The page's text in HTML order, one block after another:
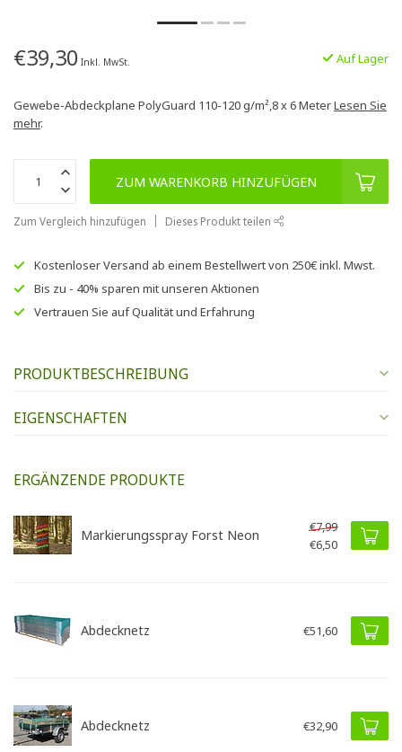
€39,30 Inkl. MwSt. Auf Lager
Gewebe-Abdeckplane PolyGuard 110-120 g/m²,8 x 6 MeterLesen Sie
mehr.
ZUM WARENKORB HINZUFÜGEN
Zum Vergleich hinzufügen Dieses Produkt teilen
Kostenloser Versand ab einem Bestellwert von 250€inkl. Mwst.
Bis zu - 40% sparen mit unseren Aktionen
Vertrauen Sie aufQualität und Erfahrung
PRODUKTBESCHREIBUNG
EIGENSCHAFTEN
ERGÄNZENDE PRODUKTE
Markierungsspray Forst Neon
€7,99
€6,50
Abdecknetz €51,60
Abdecknetz €32,90